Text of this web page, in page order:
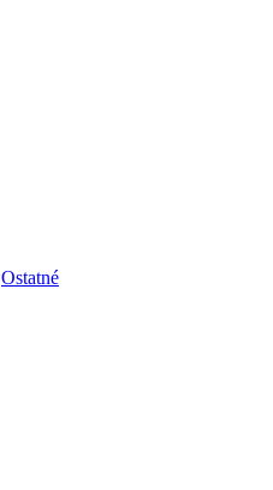
Ostatné